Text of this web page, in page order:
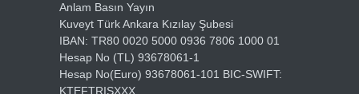
Anlam Basın Yayın
Kuveyt Türk Ankara Kızılay Şubesi
IBAN: TR80 0020 5000 0936 7806 1000 01
Hesap No (TL) 93678061-1
Hesap No(Euro) 93678061-101 BIC-SWIFT:
KTEFTRISXXX